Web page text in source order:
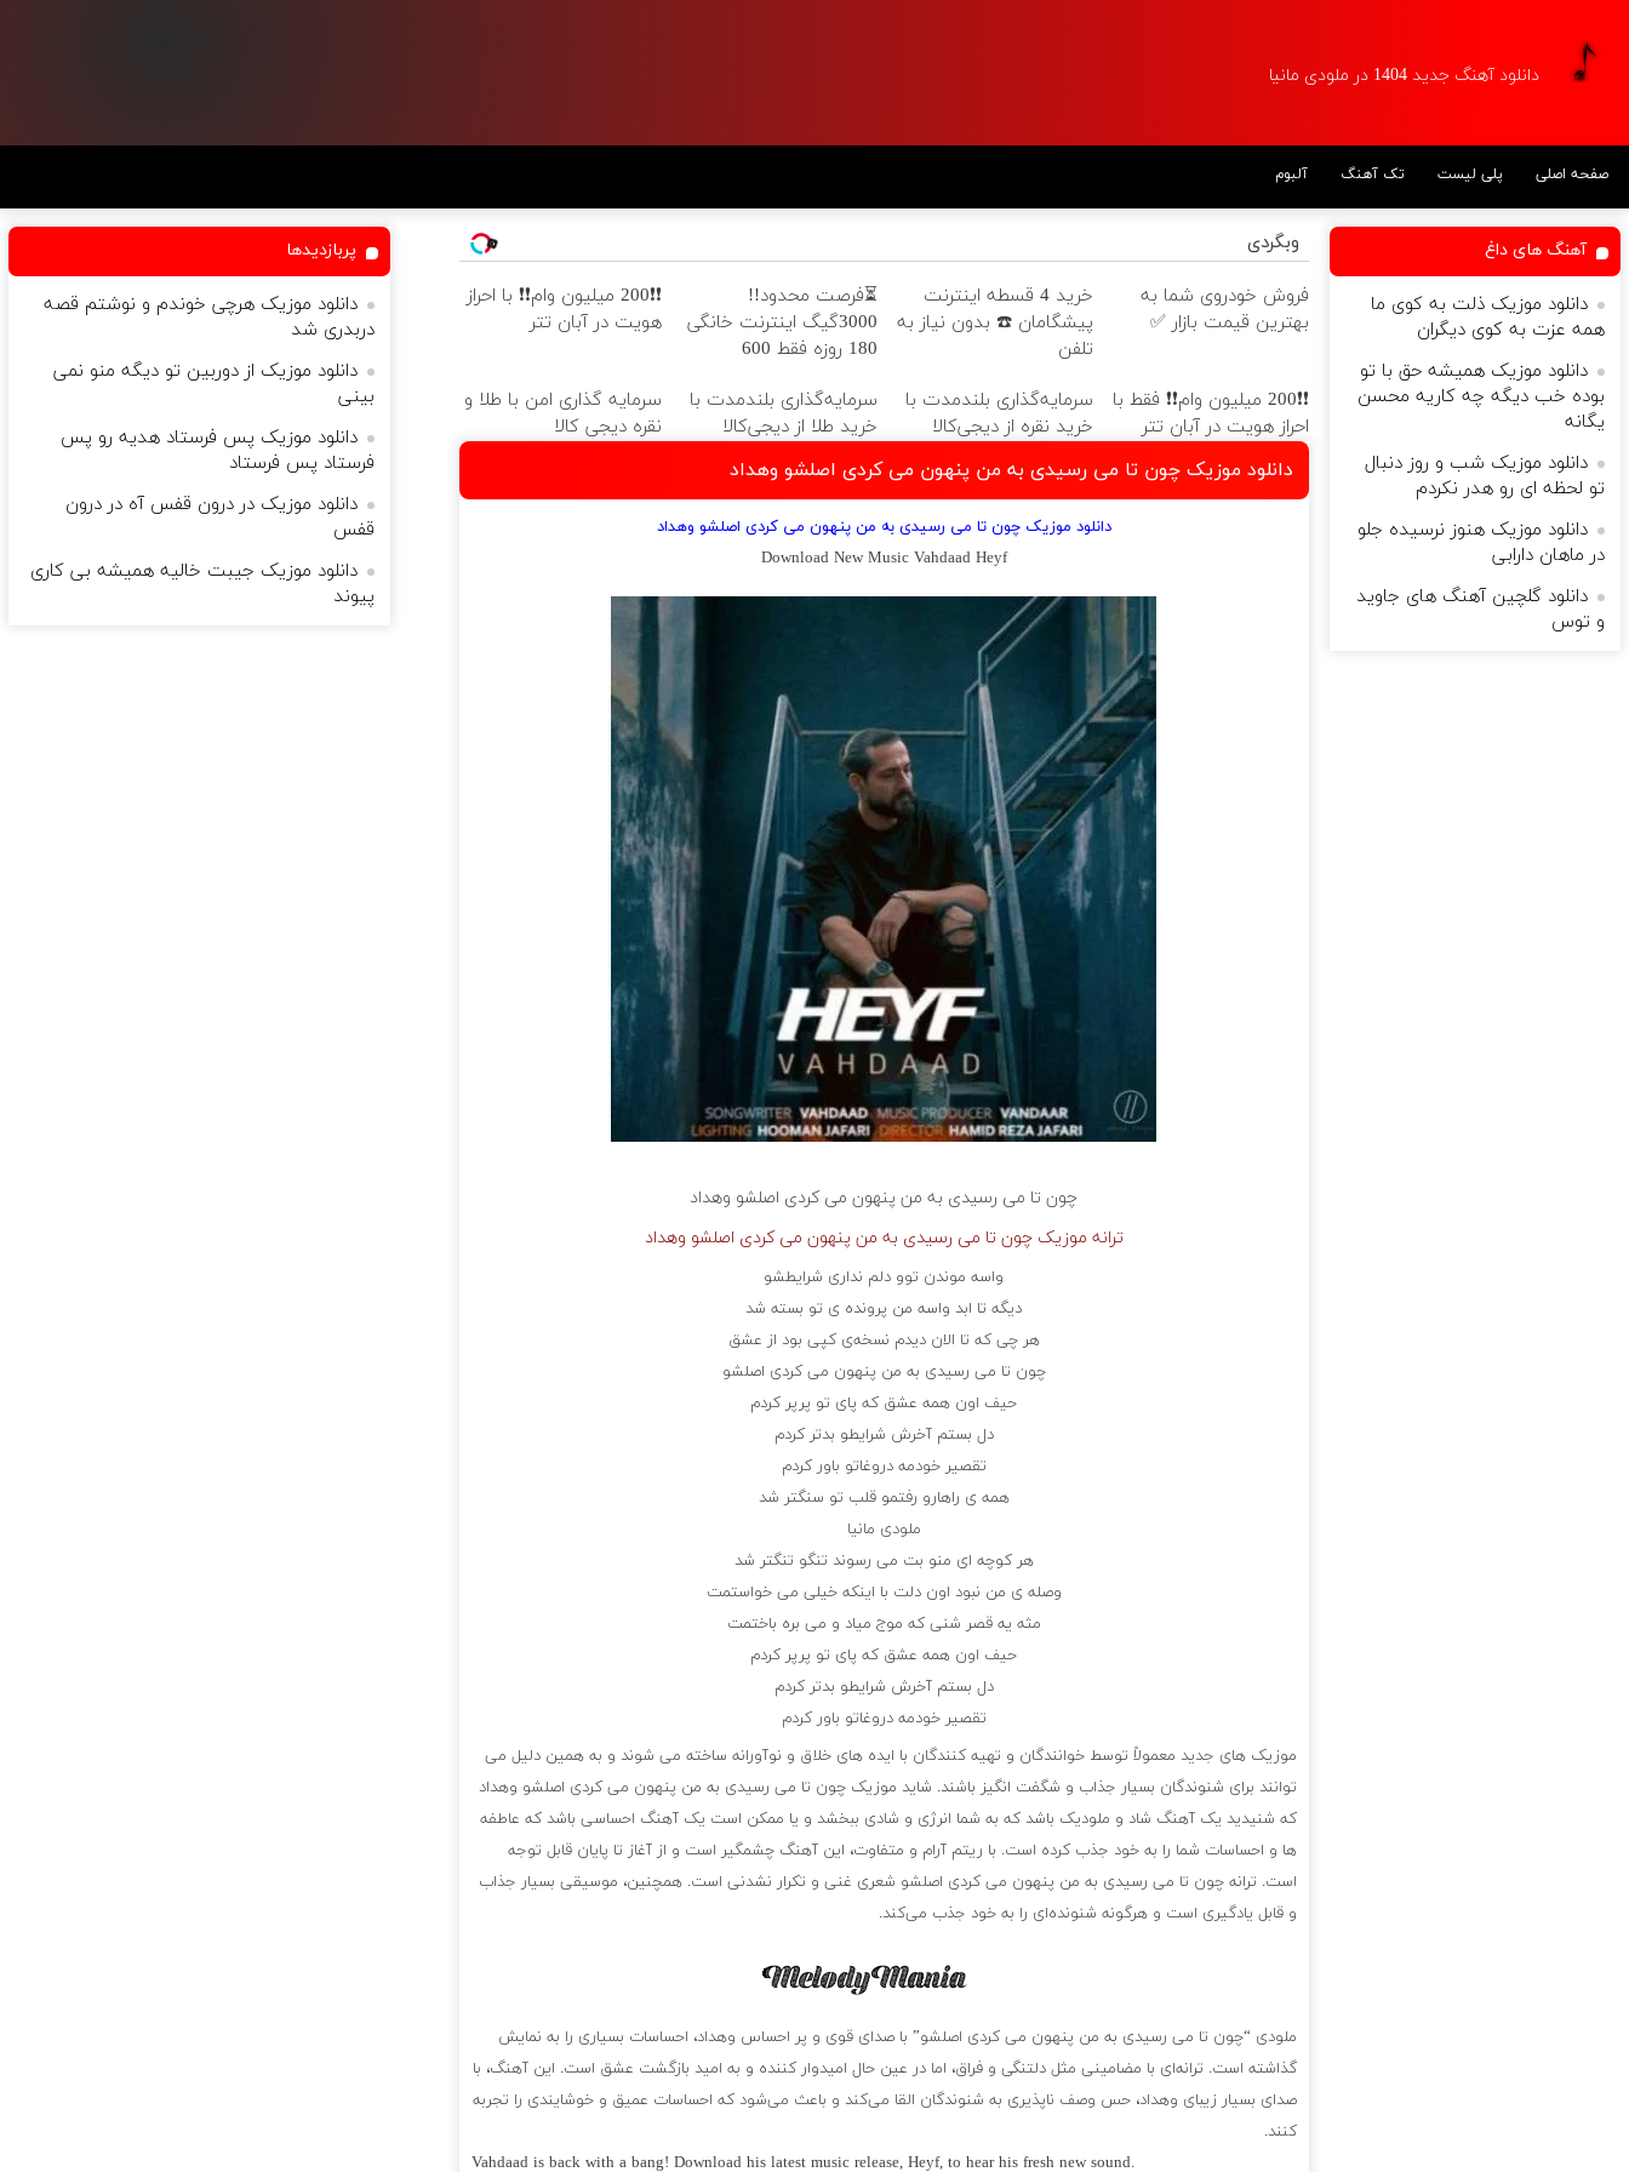
دانلود آهنگ جدید 1404 در ملودی مانیا
صفحه اصلی پلی لیست تک آهنگ آلبوم
وبگردی
فروش خودروی شما به
بهترین قیمت بازار ✅
خرید 4 قسطه اینترنت
پیشگامان ☎️ بدون نیاز به
تلفن
⏳فرصت محدود!!
3000گیگ اینترنت خانگی
180 روزه فقط 600
❗❗200 میلیون وام❗❗ با احراز
هویت در آبان تتر
❗❗200 میلیون وام❗❗ فقط با
احراز هویت در آبان تتر
سرمایه‌گذاری بلندمدت با
خرید نقره از دیجی‌کالا
سرمایه‌گذاری بلندمدت با
خرید طلا از دیجی‌کالا
سرمایه گذاری امن با طلا و
نقره دیجی کالا
دانلود موزیک چون تا می رسیدی به من پنهون می کردی اصلشو وهداد
دانلود موزیک چون تا می رسیدی به من پنهون می کردی اصلشو وهداد
Download New Music Vahdaad Heyf
چون تا می رسیدی به من پنهون می کردی اصلشو وهداد
ترانه موزیک چون تا می رسیدی به من پنهون می کردی اصلشو وهداد
واسه موندن توو دلم نداری شرایطشو
دیگه تا ابد واسه من پرونده ی تو بسته شد
هر چی که تا الان دیدم نسخه‌ی کپی بود از عشق
چون تا می رسیدی به من پنهون می کردی اصلشو
حیف اون همه عشق که پای تو پرپر کردم
دل بستم آخرش شرایطو بدتر کردم
تقصیر خودمه دروغاتو باور کردم
همه ی راهارو رفتمو قلب تو سنگتر شد
ملودی مانیا
هر کوچه ای منو بت می رسوند تنگو تنگتر شد
وصله ی من نبود اون دلت با اینکه خیلی می خواستمت
مثه یه قصر شنی که موج میاد و می بره باختمت
حیف اون همه عشق که پای تو پرپر کردم
دل بستم آخرش شرایطو بدتر کردم
تقصیر خودمه دروغاتو باور کردم
موزیک های جدید معمولاً توسط خوانندگان و تهیه کنندگان با ایده های خلاق و نوآورانه ساخته می شوند و به همین دلیل می
توانند برای شنوندگان بسیار جذاب و شگفت انگیز باشند. شاید موزیک چون تا می رسیدی به من پنهون می کردی اصلشو وهداد
که شنیدید یک آهنگ شاد و ملودیک باشد که به شما انرژی و شادی ببخشد و یا ممکن است یک آهنگ احساسی باشد که عاطفه
ها و احساسات شما را به خود جذب کرده است. با ریتم آرام و متفاوت، این آهنگ چشمگیر است و از آغاز تا پایان قابل توجه
است. ترانه چون تا می رسیدی به من پنهون می کردی اصلشو شعری غنی و تکرار نشدنی است. همچنین، موسیقی بسیار جذاب
و قابل یادگیری است و هرگونه شنونده‌ای را به خود جذب می‌کند.
ملودی “چون تا می رسیدی به من پنهون می کردی اصلشو” با صدای قوی و پر احساس وهداد، احساسات بسیاری را به نمایش
گذاشته است. ترانه‌ای با مضامینی مثل دلتنگی و فراق، اما در عین حال امیدوار کننده و به امید بازگشت عشق است. این آهنگ، با
صدای بسیار زیبای وهداد، حس وصف ناپذیری به شنوندگان القا می‌کند و باعث می‌شود که احساسات عمیق و خوشایندی را تجربه
کنند.
Vahdaad is back with a bang! Download his latest music release, Heyf, to hear his fresh new sound.
آهنگ های داغ
دانلود موزیک ذلت به كوی ما
همه عزت به كوی دیگران
دانلود موزیک همیشه حق با تو
بوده خب دیگه چه کاریه محسن
یگانه
دانلود موزیک شب و روز دنبال
تو لحظه ای رو هدر نکردم
دانلود موزیک هنوز نرسیده جلو
در ماهان دارابی
دانلود گلچین آهنگ های جاوید
و توس
پربازدیدها
دانلود موزیک هرچی خوندم و نوشتم قصه
دربدری شد
دانلود موزیک از دوربین تو دیگه منو نمی
بینی
دانلود موزیک پس فرستاد هدیه رو پس
فرستاد پس فرستاد
دانلود موزیک در درون قفس آه در درون
قفس
دانلود موزیک جیبت خالیه همیشه بی کاری
پیوند